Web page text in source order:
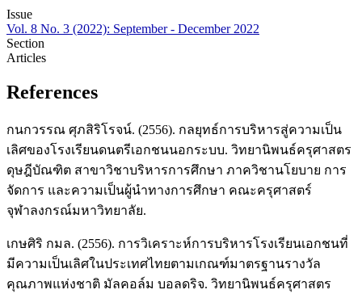
Issue
Vol. 8 No. 3 (2022): September - December 2022
Section
Articles
References
กนกวรรณ ศุภสิริโรจน์. (2556). กลยุทธ์การบริหารสู่ความเป็น
เลิศของโรงเรียนดนตรีเอกชนนอกระบบ. วิทยานิพนธ์ครุศาสตร
ดุษฎีบัณฑิต สาขาวิชาบริหารการศึกษา ภาควิชานโยบาย การ
จัดการ และความเป็นผู้นำทางการศึกษา คณะครุศาสตร์
จุฬาลงกรณ์มหาวิทยาลัย.
เกษศิริ กมล. (2556). การวิเคราะห์การบริหารโรงเรียนเอกชนที่
มีความเป็นเลิศในประเทศไทยตามเกณฑ์มาตรฐานรางวัล
คุณภาพแห่งชาติ มัลคอล์ม บอลดริจ. วิทยานิพนธ์ครุศาสตร